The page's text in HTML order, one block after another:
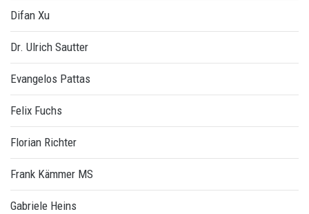
Difan Xu
Dr. Ulrich Sautter
Evangelos Pattas
Felix Fuchs
Florian Richter
Frank Kämmer MS
Gabriele Heins